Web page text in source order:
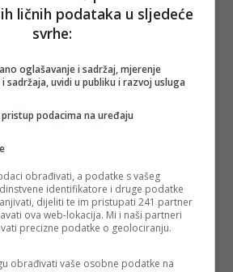
ličnih podataka u sljedeće
svrhe:
oglašavanje i sadržaj, mjerenje
sadržaja, uvidi u publiku i razvoj usluga
podacima na uređaju
obrađivati, a podatke s vašeg
identifikatore i druge podatke
dijeliti te im pristupati 241 partner
ova web-lokacija. Mi i naši partneri
precizne podatke o geolociranju.
obrađivati vaše osobne podatke na